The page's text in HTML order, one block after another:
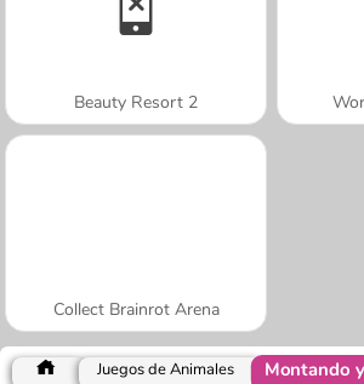
Beauty Resort 2
Collect Brainrot Arena
Juegos de Animales Montando